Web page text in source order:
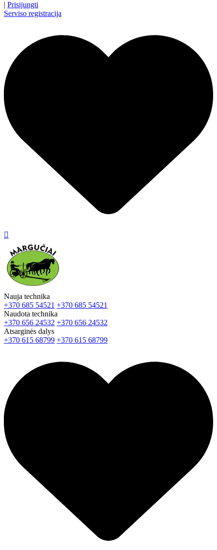
| Prisijungti
Serviso registracija

Nauja technika
+370 685 54521 +370 685 54521
Naudota technika
+370 656 24532 +370 656 24532
Atsarginės dalys
+370 615 68799 +370 615 68799